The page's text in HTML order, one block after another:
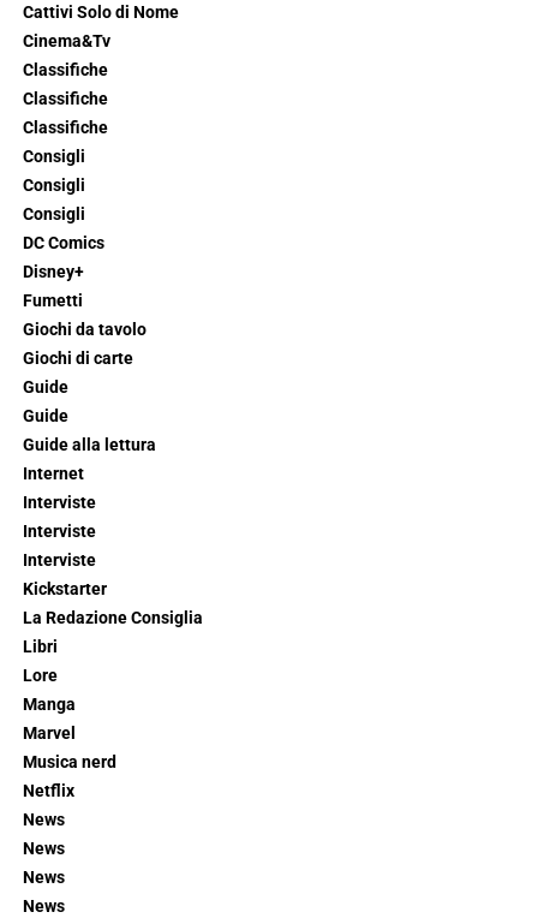
Cattivi Solo di Nome
Cinema&Tv
Classifiche
Classifiche
Classifiche
Consigli
Consigli
Consigli
DC Comics
Disney+
Fumetti
Giochi da tavolo
Giochi di carte
Guide
Guide
Guide alla lettura
Internet
Interviste
Interviste
Interviste
Kickstarter
La Redazione Consiglia
Libri
Lore
Manga
Marvel
Musica nerd
Netflix
News
News
News
News